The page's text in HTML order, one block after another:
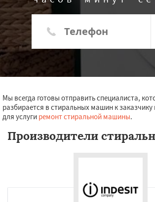
Мы всегда готовы отправить специалиста,
разбирается в стиральных машин к
для услуги ремонт стиральной машины.
Производители